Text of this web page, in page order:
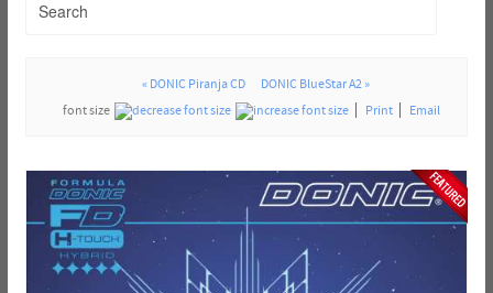
« DONIC Piranja CD
DONIC BlueStar A2 »
font size
Print Email